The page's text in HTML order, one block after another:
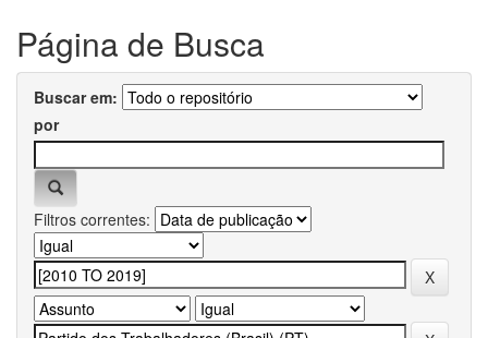
Página de Busca
Buscar em:
por
Filtros correntes: